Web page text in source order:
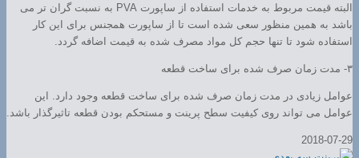
البته قیمت مربوط به خدمات استفاده از ساپورت PVA به نسبت گران تر می
باشد به همین منظور سعی شده است تا از ساپورت همجنس برای این کار
استفاده شود تا تنها حجم کل مواد مصرف شده به قیمت اضافه گردد.
۳- مدت زمان صرف شده برای ساخت قطعه
عوامل زیادی در مدت زمان صرف شده برای ساخت قطعه وجود دارد. این
عوامل می تواند روی کیفیت سطح پرینت و مستحکم بودن قطعه تاثیرگذار باشد.
2018-07-29